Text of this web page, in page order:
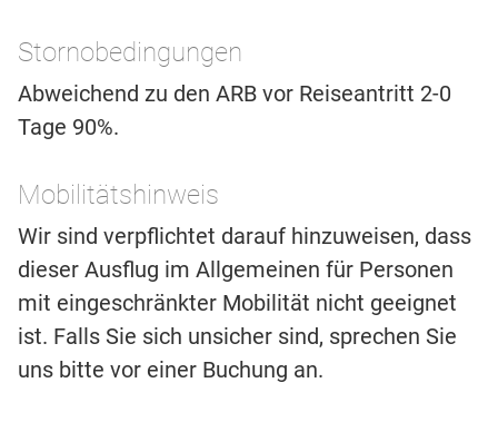
Stornobedingungen
Abweichend zu den ARB vor Reiseantritt 2-0
Tage 90%.
Mobilitätshinweis
Wir sind verpflichtet darauf hinzuweisen, dass
dieser Ausflug im Allgemeinen für Personen
mit eingeschränkter Mobilität nicht geeignet
ist. Falls Sie sich unsicher sind, sprechen Sie
uns bitte vor einer Buchung an.